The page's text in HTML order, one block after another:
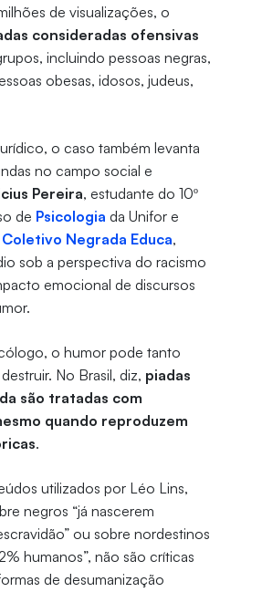
de visualizações, o
consideradas ofensivas
incluindo pessoas negras,
obesas, idosos, judeus,
o caso também levanta
no campo social e
Pereira, estudante do 10º
de Psicologia da Unifor e
Coletivo Negrada Educa,
sob a perspectiva do racismo
emocional de discursos
o humor pode tanto
No Brasil, diz, piadas
são tratadas com
quando reproduzem
.
utilizados por Léo Lins,
negros “já nascerem
ou sobre nordestinos
humanos”, não são críticas
de desumanização